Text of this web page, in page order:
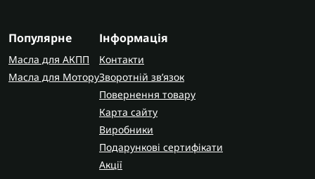
Популярне
Масла для АКПП
Масла для Мотору
Інформація
Контакти
Зворотній зв’язок
Повернення товару
Карта сайту
Виробники
Подарункові сертифікати
Акції